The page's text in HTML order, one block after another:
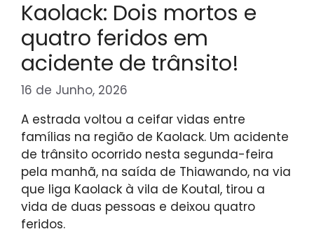
Kaolack: Dois mortos e
quatro feridos em
acidente de trânsito!
16 de Junho, 2026
A estrada voltou a ceifar vidas entre
famílias na região de Kaolack. Um acidente
de trânsito ocorrido nesta segunda-feira
pela manhã, na saída de Thiawando, na via
que liga Kaolack à vila de Koutal, tirou a
vida de duas pessoas e deixou quatro
feridos.